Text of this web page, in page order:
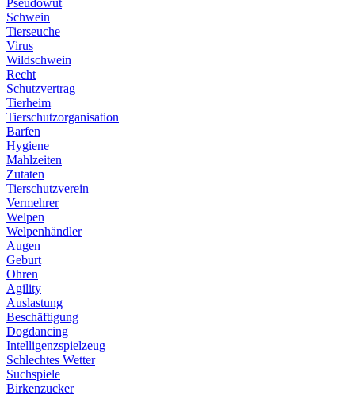
Pseudowut
Schwein
Tierseuche
Virus
Wildschwein
Recht
Schutzvertrag
Tierheim
Tierschutzorganisation
Barfen
Hygiene
Mahlzeiten
Zutaten
Tierschutzverein
Vermehrer
Welpen
Welpenhändler
Augen
Geburt
Ohren
Agility
Auslastung
Beschäftigung
Dogdancing
Intelligenzspielzeug
Schlechtes Wetter
Suchspiele
Birkenzucker